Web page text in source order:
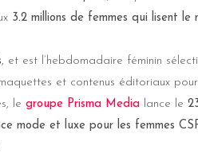
3.2 millions de femmes qui lisent le
, et est l’hebdomadaire féminin
et contenus éditoriaux
le groupe Prisma Media lance le
mode et luxe pour les femmes